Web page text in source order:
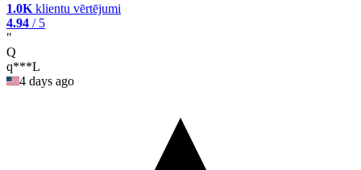
1.0K klientu vērtējumi
4.94 / 5
"
Q
q***L
4 days ago